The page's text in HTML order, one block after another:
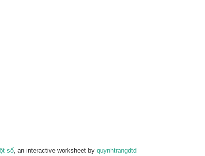
số, an interactive worksheet by quynhtrangdtd